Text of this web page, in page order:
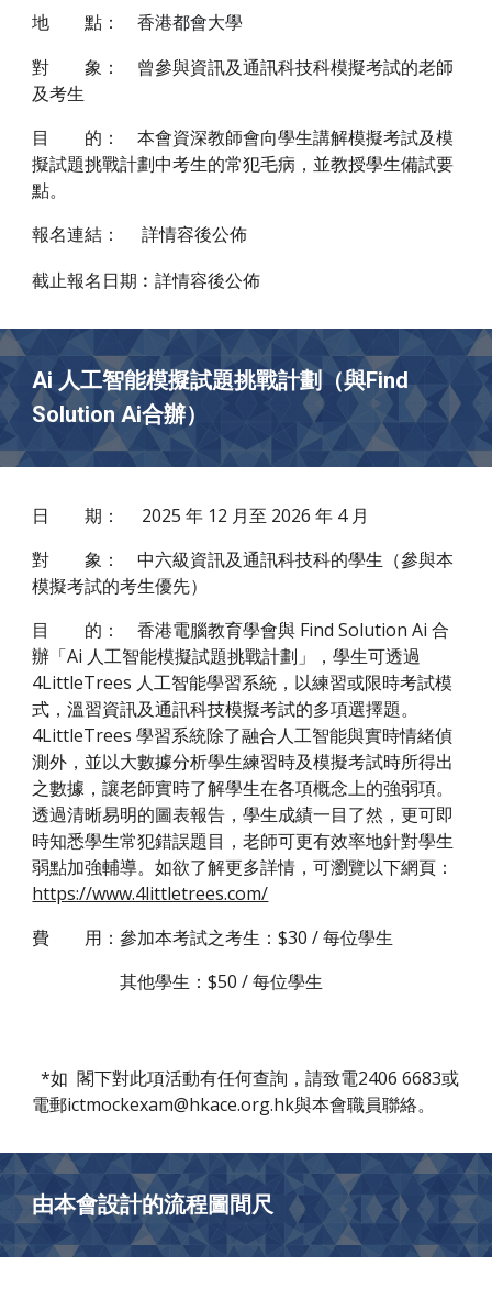
地 點： 香港都會大學
對 象：
曾參與資訊及通訊科技科模擬考試的老師
及考生
目 的：
本會資深教師會向學生講解模擬考試及模
擬試題挑戰計劃中考生的常犯毛病，並教授學生備試要
點。
報名連結 ： 詳情容後公佈
截止報名日期︰詳情容後公佈
Ai 人工智能模擬試題挑戰計劃（與Find
Solution Ai合辦）
日 期： 2025 年 12 月至 2026 年 4 月
對 象：
中六級資訊及通訊科技科的學生（參與本
模擬考試的考生優先）
目 的：
香港電腦教育學會與 Find Solution Ai 合
辦「Ai 人工智能模擬試題挑戰計劃」，學生可透過
4LittleTrees 人工智能學習系統，以練習或限時考試模
式，溫習資訊及通訊科技模擬考試的多項選擇題。
4LittleTrees 學習系統除了融合人工智能與實時情緒偵
測外，並以大數據分析學生練習時及模擬考試時所得出
之數據，讓老師實時了解學生在各項概念上的強弱項。
透過清晰易明的圖表報告，學生成績一目了然，更可即
時知悉學生常犯錯誤題目，老師可更有效率地針對學生
弱點加強輔導。如欲了解更多詳情，可瀏覽以下網頁：
https://www.4littletrees.com/
費 用：參加本考試之考生：$30 / 每位學生
其他學生：$50 / 每位學生
*如 閣下對此項活動有任何查詢，請致電2406 6683或
電郵ictmockexam@hkace.org.hk與本會職員聯絡。
由本會設計的流程圖間尺